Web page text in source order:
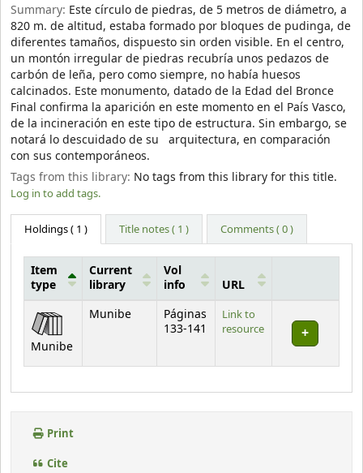
Summary: Este círculo de piedras, de 5 metros de diámetro, a
820 m. de altitud, estaba formado por bloques de pudinga, de
diferentes tamaños, dispuesto sin orden visible. En el centro,
un montón irregular de piedras recubría unos pedazos de
carbón de leña, pero como siempre, no había huesos
calcinados. Este monumento, datado de la Edad del Bronce
Final confirma la aparición en este momento en el País Vasco,
de la incineración en este tipo de estructura. Sin embargo, se
notará lo descuidado de su arquitectura, en comparación
con sus contemporáneos.
Tags from this library: No tags from this library for this title.
Log in to add tags.
Holdings( 1 ) Title notes ( 1 ) Comments ( 0 )
Holdings
Item
type
Current
library
Vol
info
URL
Munibe
Munibe
Páginas
133-141
Link to
resource
Print
Cite